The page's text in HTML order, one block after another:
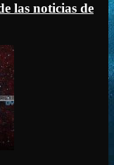
las noticias de